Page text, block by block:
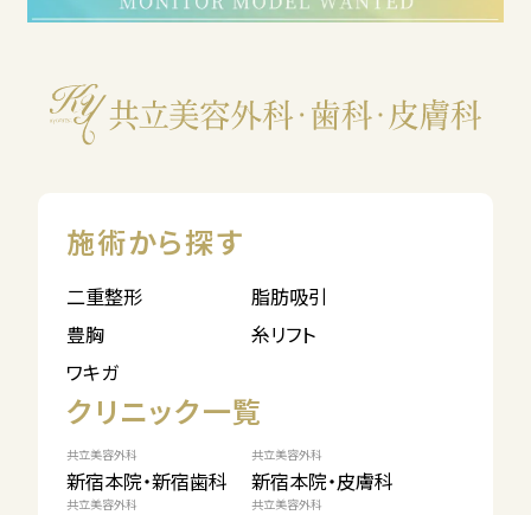
施術から探す
二重整形
脂肪吸引
豊胸
糸リフト
ワキガ
クリニック一覧
共立美容外科
新宿本院・新宿歯科
共立美容外科
新宿本院・皮膚科
共立美容外科 共立美容外科